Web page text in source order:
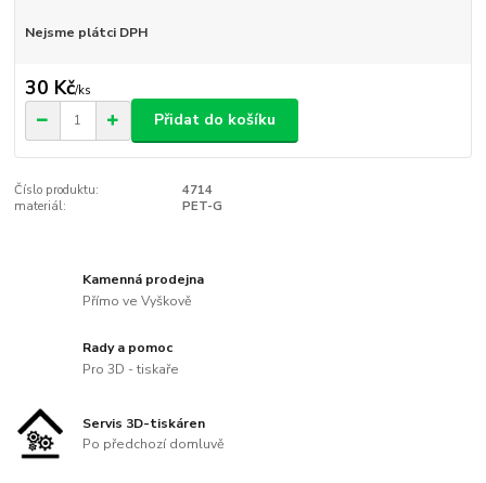
Nejsme plátci DPH
30 Kč/ks
Přidat do košíku
Číslo produktu:
4714
materiál:
PET-G
Kamenná prodejna
Přímo ve Vyškově
Rady a pomoc
Pro 3D - tiskaře
Servis 3D-tiskáren
Po předchozí domluvě